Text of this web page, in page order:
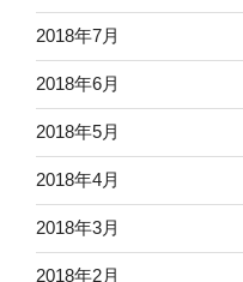
2018年7月
2018年6月
2018年5月
2018年4月
2018年3月
2018年2月